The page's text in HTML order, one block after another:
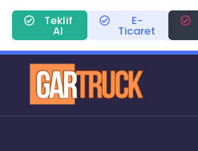
Teklif
Al
E-
Ticaret